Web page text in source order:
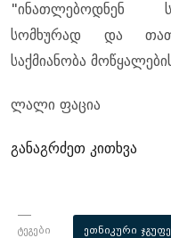
"ინათლებოდნენ
სომხურად და
საქმიანობა
ლალი ფაცია
განაგრძეთ კითხვა
ტეგები ეთნიკური